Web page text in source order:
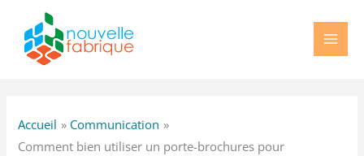
contenu
Accueil
Communication
Comment bien utiliser un porte-brochures pour